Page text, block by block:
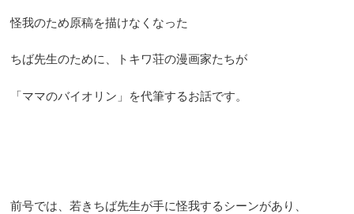
怪我のため原稿を描けなくなった
ちば先生のために、トキワ荘の漫画家たちが
「ママのバイオリン」を代筆するお話です。
前号では、若きちば先生が手に怪我するシーンがあり、